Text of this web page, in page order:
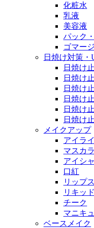
化粧水
乳液
美容液
パック
ゴマー
日焼け対策・
日焼け
日焼け
日焼け
日焼け
日焼け
日焼け
メイクアップ
アイラ
マスカラ
アイシ
口紅
リップ
リキッ
チーク
マニキ
ベースメイク